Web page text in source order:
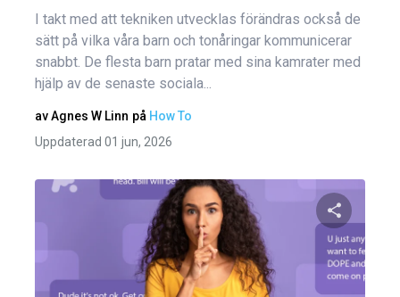
I takt med att tekniken utvecklas förändras också de
sätt på vilka våra barn och tonåringar kommunicerar
snabbt. De flesta barn pratar med sina kamrater med
hjälp av de senaste sociala...
avAgnes W Linn på How To
Uppdaterad 01 jun, 2026
Dela